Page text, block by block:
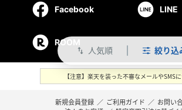
swap_vert 人気順 絞り込
Facebook LINE
ROOM
【注意】楽天を装った不審なメールやSMS
新規会員登録 ／ ご利用ガイド ／ お問い